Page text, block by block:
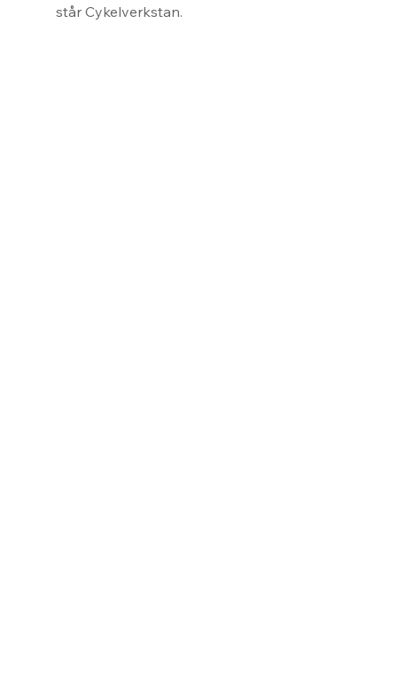
står Cykelverkstan.